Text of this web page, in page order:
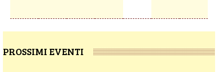
PROSSIMI EVENTI